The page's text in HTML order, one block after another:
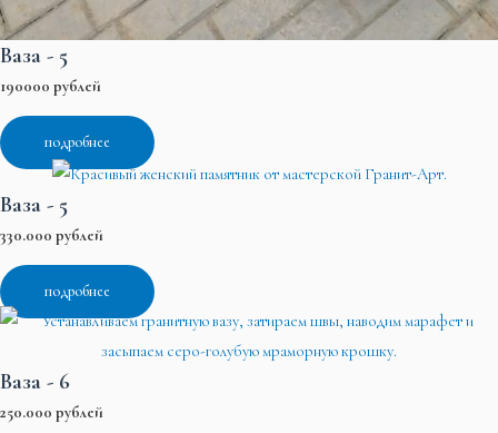
Ваза - 5
190000 рублей
подробнее
Ваза - 5
330.000 рублей
подробнее
Ваза - 6
250.000 рублей